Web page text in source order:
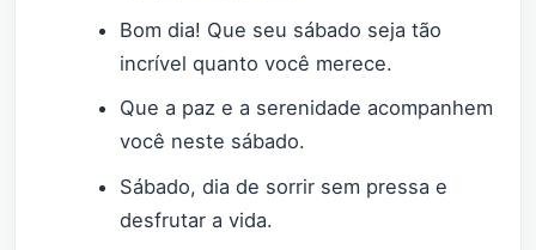
Bom dia! Que seu sábado seja tão
incrível quanto você merece.
Que a paz e a serenidade acompanhem
você neste sábado.
Sábado, dia de sorrir sem pressa e
desfrutar a vida.